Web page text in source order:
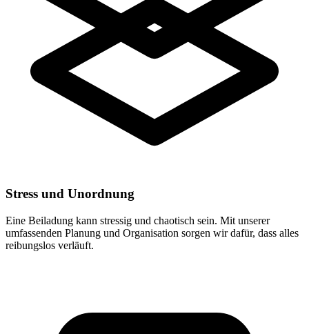
Stress und Unordnung
Eine Beiladung kann stressig und chaotisch sein. Mit unserer
umfassenden Planung und Organisation sorgen wir dafür, dass alles
reibungslos verläuft.